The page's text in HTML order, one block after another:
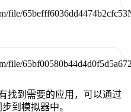
找到需要的应用，可以通过
到模拟器中。